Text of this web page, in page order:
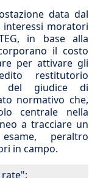
data dal
interessi moratori
in base alla
il costo
per attivare gli
restitutorio
del giudice di
normativo che,
centrale nella
a tracciare un
peraltro
in campo.